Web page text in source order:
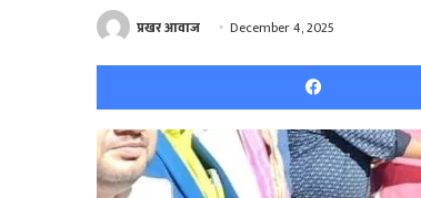
प्रखर आवाज December 4, 2025